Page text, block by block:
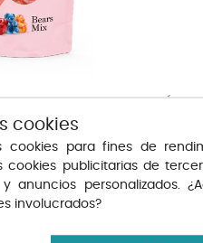
NUEVO
cookies
para fines de
publicitarias de
personalizados.
involucrados?